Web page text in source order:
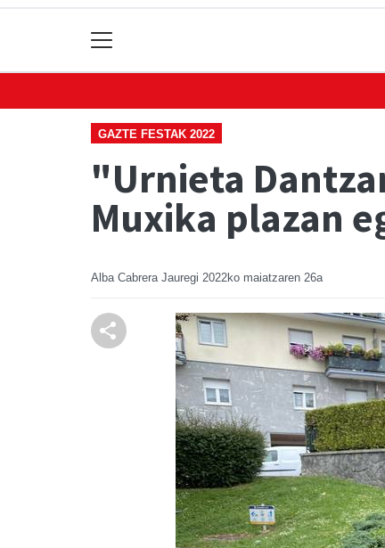
GAZTE FESTAK 2022
"Urnieta
Muxika plazan
Alba Cabrera Jauregi 2022ko maiatzaren 26a